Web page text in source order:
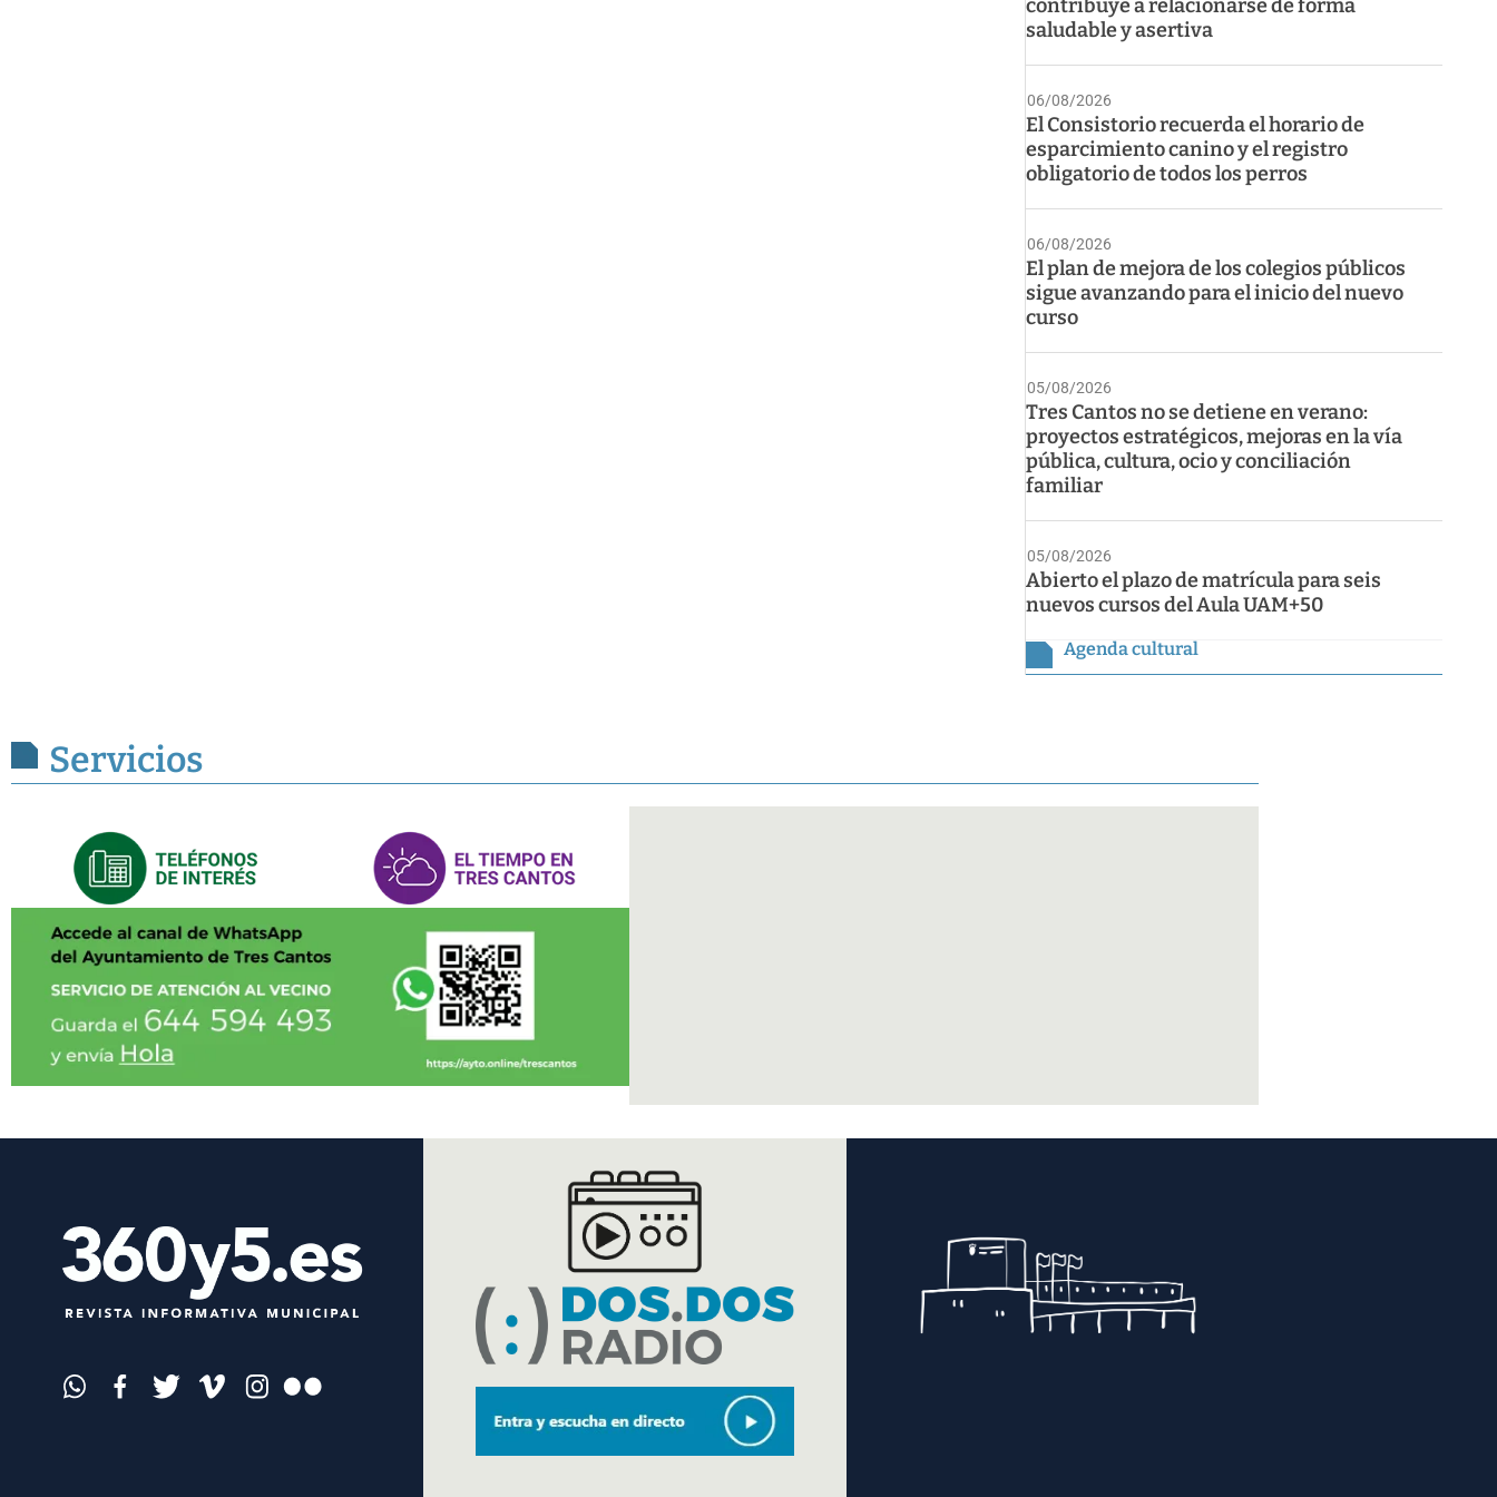
contribuye a relacionarse de forma
saludable y asertiva
06/08/2026
El Consistorio recuerda el horario de
esparcimiento canino y el registro
obligatorio de todos los perros
06/08/2026
El plan de mejora de los colegios públicos
sigue avanzando para el inicio del nuevo
curso
05/08/2026
Tres Cantos no se detiene en verano:
proyectos estratégicos, mejoras en la vía
pública, cultura, ocio y conciliación
familiar
05/08/2026
Abierto el plazo de matrícula para seis
nuevos cursos del Aula UAM+50
Agenda cultural
Servicios